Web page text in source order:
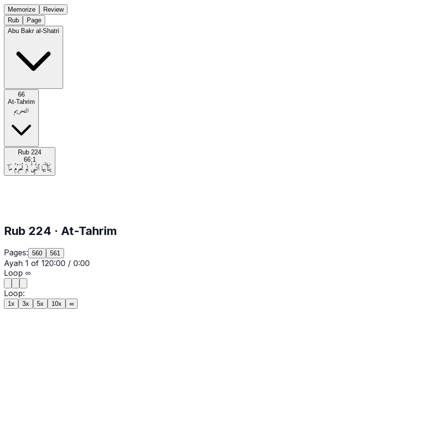
Memorize
Review
Rub
Page
Abu Bakr al-Shatri
66
At-Tahrim
التحريم
Rub 224
66:1
يَـٰٓأَيُّهَا ٱلنَّبِىُّ لِمَ تُحَرِّمُ مَآ
Rub 224 · At-Tahrim
Pages: 560 561
Ayah 1 of 120:00 / 0:00
Loop ∞
Loop:
1x 3x 5x 10x ∞